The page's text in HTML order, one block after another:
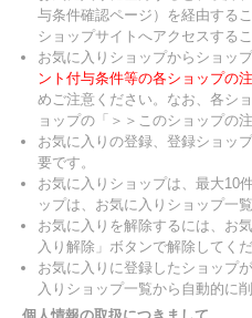
与条件確認ページ）を経由する
ショップサイトへアクセスする
お気に入りショップからショッ
ント付与条件等の各ショップの
めご注意ください。なお、各シ
ョップの「＞＞このショップの
お気に入りの登録、登録ショッ
要です。
お気に入りショップは、最大10
ップは、お気に入りショップ一
お気に入りを解除するには、お
入り解除」ボタンで解除してくだ
お気に入りに登録したショップ
入りショップ一覧から自動的に